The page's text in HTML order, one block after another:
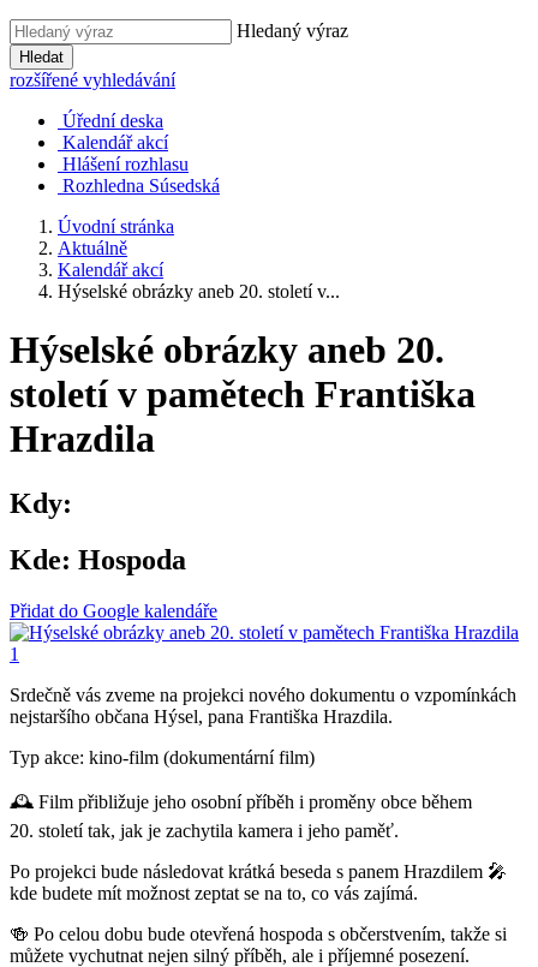
Hledaný výraz
Hledat
rozšířené vyhledávání
Úřední deska
Kalendář akcí
Hlášení rozhlasu
Rozhledna Súsedská
Úvodní stránka
Aktuálně
Kalendář akcí
Hýselské obrázky aneb 20. století v...
Hýselské obrázky aneb 20.
století v pamětech Františka
Hrazdila
Kdy:
Kde: Hospoda
Přidat do Google kalendáře
Srdečně vás zveme na projekci nového dokumentu o vzpomínkách
nejstaršího občana Hýsel, pana Františka Hrazdila.
Typ akce: kino-film (dokumentární film)
🕰️ Film přibližuje jeho osobní příběh i proměny obce během
20. století tak, jak je zachytila kamera i jeho paměť.
Po projekci bude následovat krátká beseda s panem Hrazdilem 🎤
kde budete mít možnost zeptat se na to, co vás zajímá.
🍻 Po celou dobu bude otevřená hospoda s občerstvením, takže si
můžete vychutnat nejen silný příběh, ale i příjemné posezení.